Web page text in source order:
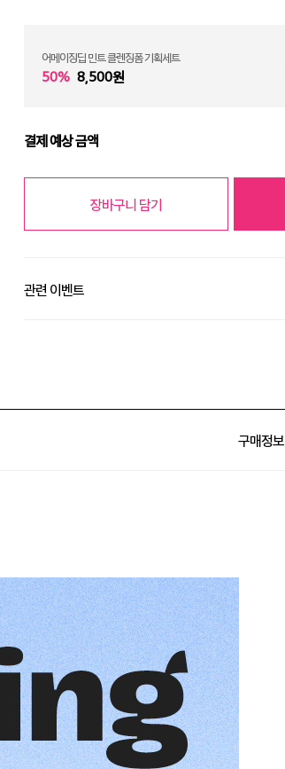
어메이징딥 민트 클렌징폼 기획세트
50% 8,500원
결제 예상 금액
장바구니 담기
관련 이벤트
구매정보